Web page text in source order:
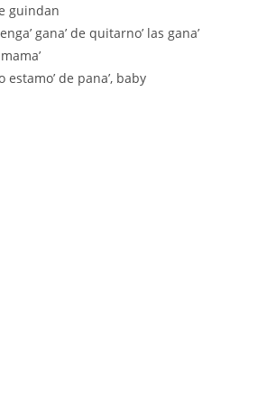
guindan
gana’ de quitarno’ las gana’
de pana’, baby